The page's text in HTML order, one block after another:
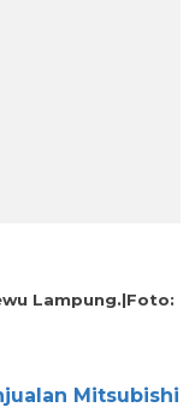
Lampung.|Foto:
Mitsubishi